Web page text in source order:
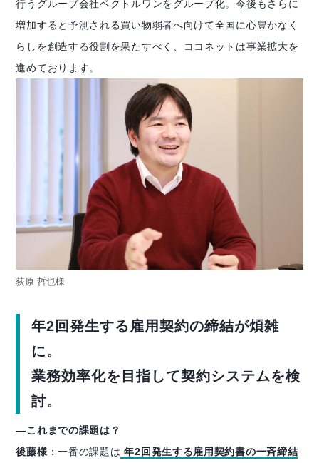
行うグループ会社ベクトルワンをグループ化。今後もさらに
増加すると予測される買い物弱者へ向けて全国に心豊かなく
らしを創造する役割を果たすべく、ココネットは事業拡大を
進めております。
荻原 哲也様
年2回発生する雇用契約の締結が煩雑
に。
業務効率化を目指して契約システムを検
討。
―これまでの課題は？
後藤様 ：一番の課題は 年2回発生する雇用契約書の一斉締結